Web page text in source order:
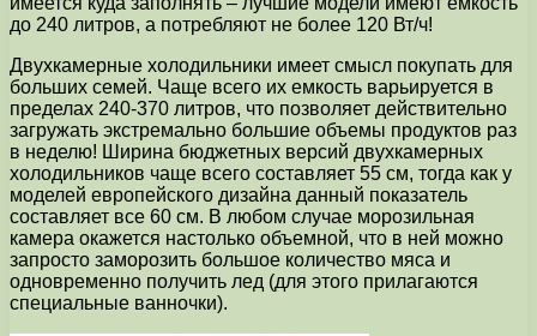
до 240 литров, а потребляют не более 120 Вт/ч!
Двухкамерные холодильники имеет смысл покупать для
больших семей. Чаще всего их емкость варьируется в
пределах 240-370 литров, что позволяет действительно
загружать экстремально большие объемы продуктов раз
в неделю! Ширина бюджетных версий двухкамерных
холодильников чаще всего составляет 55 см, тогда как у
моделей европейского дизайна данный показатель
составляет все 60 см. В любом случае морозильная
камера окажется настолько объемной, что в ней можно
запросто заморозить большое количество мяса и
одновременно получить лед (для этого прилагаются
специальные ванночки).